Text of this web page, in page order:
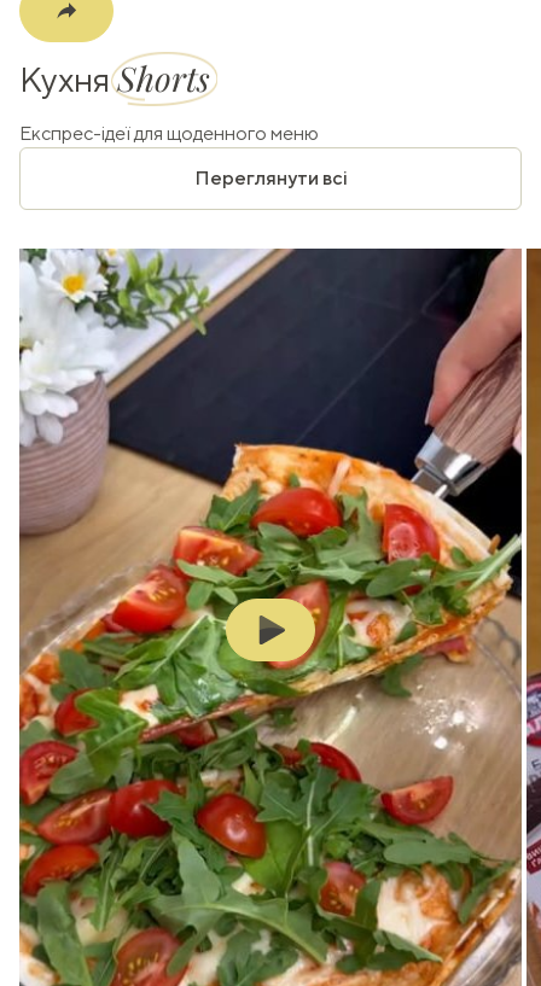
КухняShorts
Експрес-ідеї для щоденного меню
Переглянути всі
Play